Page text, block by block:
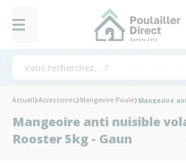
Accueil Accessoires Mangeoire Poule Mangeoire
Mangeoire anti nuisible
Rooster 5kg - Gaun